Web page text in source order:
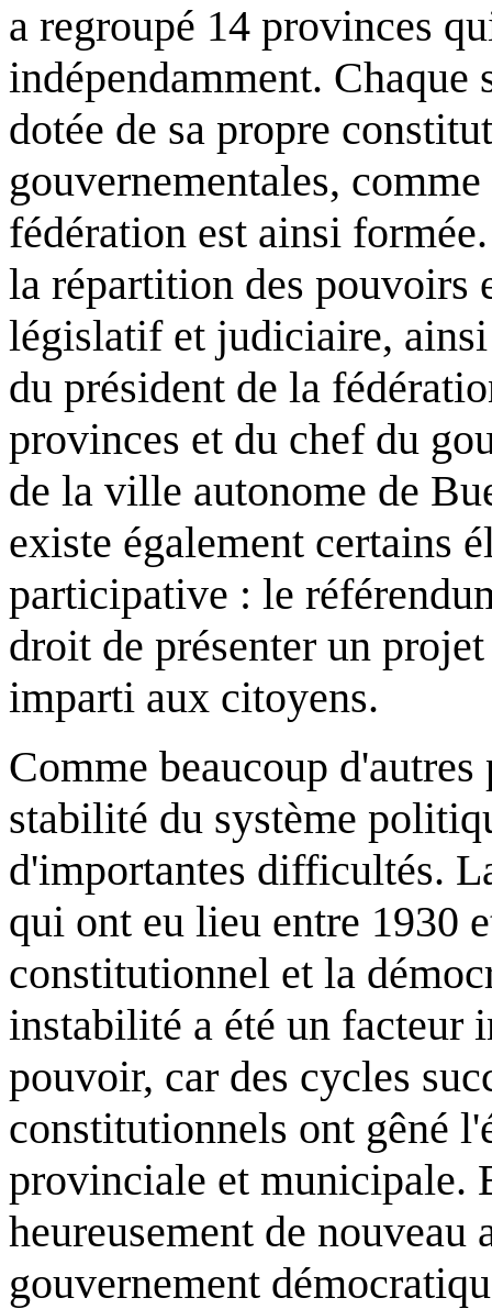
a regroupé 14 provinces
indépendamment. Chaque
dotée de sa propre
gouvernementales,
fédération est ainsi
la répartition des pouvoirs
législatif et judiciaire,
du président de la
provinces et du chef du
de la ville autonome de
existe également certains
participative : le
droit de présenter un
imparti aux citoyens.
Comme beaucoup
stabilité du système
d'importantes difficultés.
qui ont eu lieu entre 1930
constitutionnel et la
instabilité a été un facteur
pouvoir, car des cycles
constitutionnels ont gêné
provinciale et municipale.
heureusement de nouveau
gouvernement